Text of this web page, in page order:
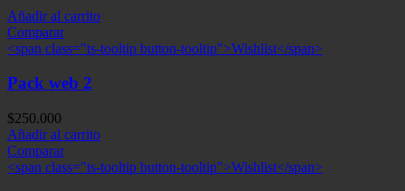
Añadir al carrito
Comparar
<span class="ts-tooltip button-tooltip">Wishlist</span>
Pack web 2
$250.000
Añadir al carrito
Comparar
<span class="ts-tooltip button-tooltip">Wishlist</span>